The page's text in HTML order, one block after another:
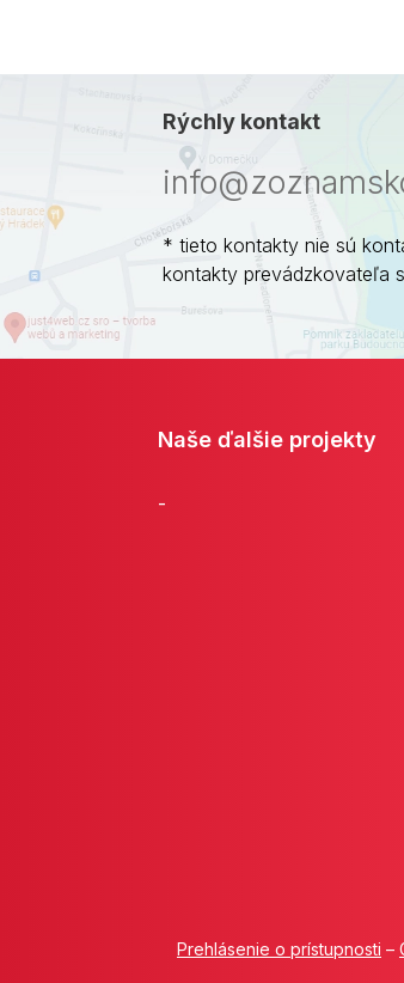
Rýchly kontakt
* tieto kontakty nie sú
kontakty prevádzkovateľa
Naše ďalšie projekty
-
Prehlásenie o prístupnosti –